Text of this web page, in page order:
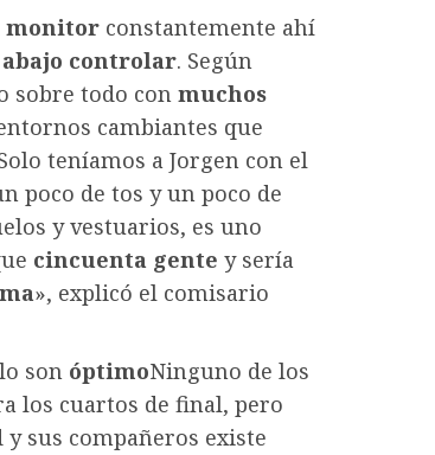
monitor constantemente ahí
abajo controlar. Según
sobre todo con muchos
cambiantes que
teníamos a Jorgen con el
poco de tos y un poco de
y vestuarios, es uno
cincuenta gente y sería
», explicó el comisario
son óptimoNinguno de los
los cuartos de final, pero
sus compañeros existe